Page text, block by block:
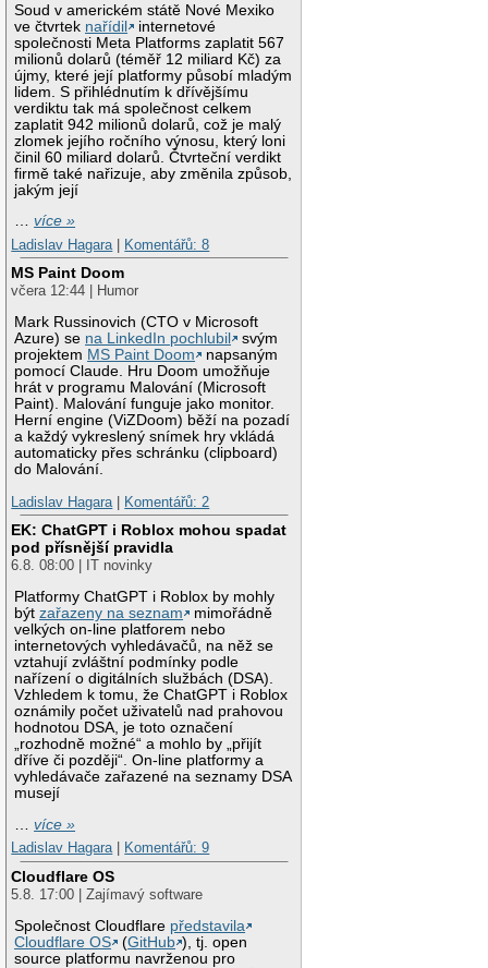
Soud v americkém státě Nové Mexiko
ve čtvrtek nařídil
internetové
společnosti Meta Platforms zaplatit 567
milionů dolarů (téměř 12 miliard Kč) za
újmy, které její platformy působí mladým
lidem. S přihlédnutím k dřívějšímu
verdiktu tak má společnost celkem
zaplatit 942 milionů dolarů, což je malý
zlomek jejího ročního výnosu, který loni
činil 60 miliard dolarů. Čtvrteční verdikt
firmě také nařizuje, aby změnila způsob,
jakým její
…více »
Ladislav Hagara
Komentářů: 8
MS Paint Doom
včera 12:44 | Humor
Mark Russinovich (CTO v Microsoft
Azure) se na LinkedIn pochlubil
svým
projektem MS Paint Doom
napsaným
pomocí Claude. Hru Doom umožňuje
hrát v programu Malování (Microsoft
Paint). Malování funguje jako monitor.
Herní engine (ViZDoom) běží na pozadí
a každý vykreslený snímek hry vkládá
automaticky přes schránku (clipboard)
do Malování.
Ladislav Hagara
Komentářů: 2
EK: ChatGPT i Roblox mohou spadat
pod přísnější pravidla
6.8. 08:00 | IT novinky
Platformy ChatGPT i Roblox by mohly
býtzařazeny na seznam
mimořádně
velkých on-line platforem nebo
internetových vyhledávačů, na něž se
vztahují zvláštní podmínky podle
nařízení o digitálních službách (DSA).
Vzhledem k tomu, že ChatGPT i Roblox
oznámily počet uživatelů nad prahovou
hodnotou DSA, je toto označení
„rozhodně možné“ a mohlo by „přijít
dříve či později“. On-line platformy a
vyhledávače zařazené na seznamy DSA
musejí
…více »
Ladislav Hagara| Komentářů: 9
Cloudflare OS
5.8. 17:00 | Zajímavý software
Společnost Cloudflare představila
Cloudflare OS
(GitHub ), tj. open
source platformu navrženou pro